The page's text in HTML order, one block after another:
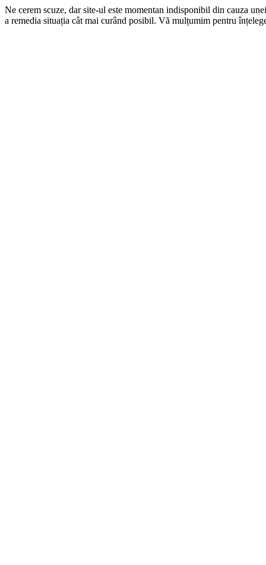
Ne cerem scuze, dar site-ul este momentan indisponibil din cauza
a remedia situația cât mai curând posibil. Vă mulțumim pentru